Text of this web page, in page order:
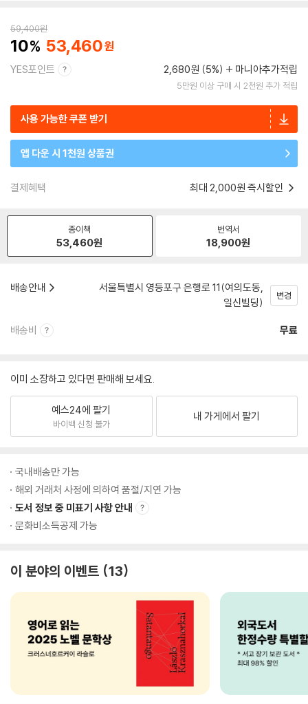
59,400원
10 53,460
YES포인트 2,680원 (5%) 마니아추가적립
5만원 이상 구매 시 2천원 추가 적립
사용 가능한 쿠폰 받기
앱 다운 시 1천원 상품권
결제혜택 최대 2,000원 즉시할인
종이책
53,460원
번역서
18,900원
배송안내
서울특별시 영등포구 은행로 11(여의도동,
일신빌딩)
변경
배송비 무료
이미 소장하고 있다면 판매해 보세요.
예스24에 팔기
바이백 신청 불가
내 가게에서 팔기
국내배송만 가능
해외 거래처 사정에 의하여 품절/지연 가능
도서 정보 중 미표기 사항 안내
문화비소득공제 가능
이 분야의 이벤트 13